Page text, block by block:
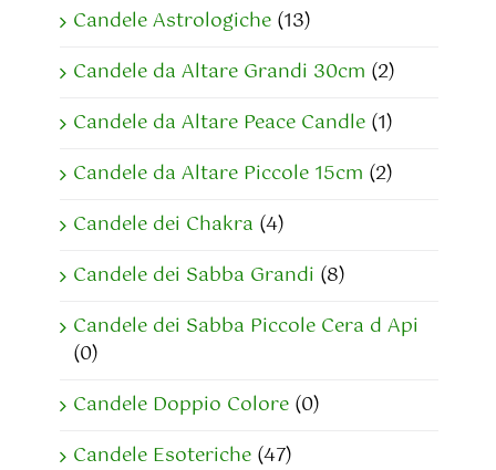
Candele Astrologiche (13)
Candele da Altare Grandi 30cm (2)
Candele da Altare Peace Candle (1)
Candele da Altare Piccole 15cm (2)
Candele dei Chakra (4)
Candele dei Sabba Grandi (8)
Candele dei Sabba Piccole Cera d Api
(0)
Candele Doppio Colore (0)
Candele Esoteriche (47)